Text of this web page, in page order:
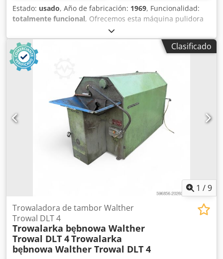
Estado: usado, Año de fabricación: 1969, Funcionalidad:
totalmente funcional, Ofrecemos esta máquina pulidora
usada, modelo Roto Finish RV 40, fabricada en 1969.
Fabricante: Roto Finish Número de fabricación: 20187
Modelo: RV 40 Dkodpfxszkti Rj Aivor Lista para su uso
inmediato. Si tiene alguna pregunta o necesita más
información, no dude en ponerse en contacto con
Clasificado
1 /9
Trowaladora de tambor Walther
Trowal DLT 4
Trowalarka bębnowa Walther
Trowal DLT 4Trowalarka
bębnowa Walther Trowal DLT 4